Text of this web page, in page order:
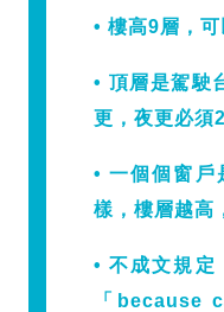
• 樓高9層，
• 頂層是駕駛
更，夜更必須
• 一個個窗戶
樣，樓層越高
• 不成文規定
「because